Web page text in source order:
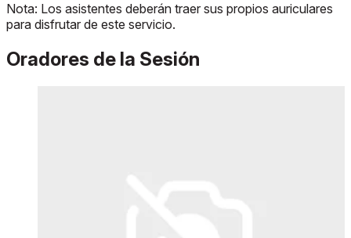
Nota: Los asistentes deberán traer sus propios auriculares
para disfrutar de este servicio.
Oradores de la Sesión